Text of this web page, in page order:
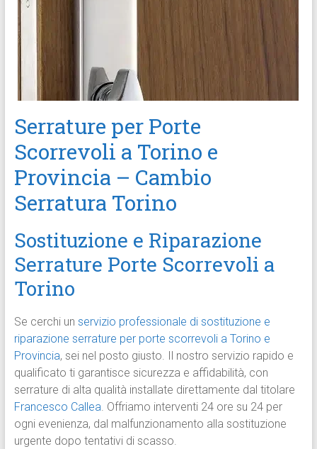
Serrature per Porte
Scorrevoli a Torino e
Provincia – Cambio
Serratura Torino
Sostituzione e Riparazione
Serrature Porte Scorrevoli a
Torino
Se cerchi un servizio professionale di sostituzione e
riparazione serrature per porte scorrevoli a Torino e
Provincia, sei nel posto giusto. Il nostro servizio rapido e
qualificato ti garantisce sicurezza e affidabilità, con
serrature di alta qualità installate direttamente dal titolare
Francesco Callea. Offriamo interventi 24 ore su 24 per
ogni evenienza, dal malfunzionamento alla sostituzione
urgente dopo tentativi di scasso.